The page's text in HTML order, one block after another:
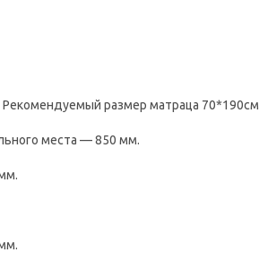
размер матраца 70*190см
места — 850 мм.